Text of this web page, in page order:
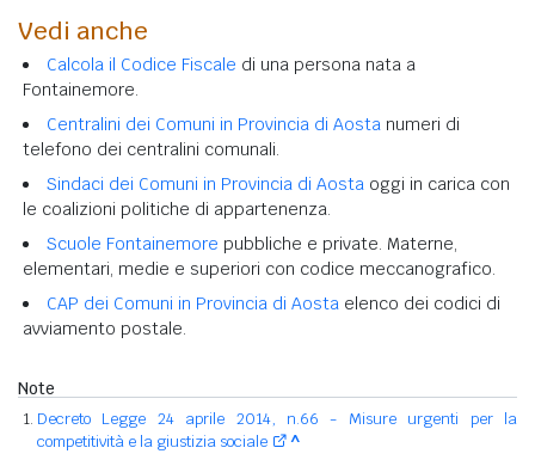
Vedi anche
Calcola il Codice Fiscale di una persona nata a
Fontainemore.
Centralini dei Comuni in Provincia di Aosta numeri di
telefono dei centralini comunali.
Sindaci dei Comuni in Provincia di Aosta oggi in carica con
le coalizioni politiche di appartenenza.
Scuole Fontainemore pubbliche e private. Materne,
elementari, medie e superiori con codice meccanografico.
CAP dei Comuni in Provincia di Aosta elenco dei codici di
avviamento postale.
Note
Decreto Legge 24 aprile 2014, n.66 - Misure urgenti per la
competitività e la giustizia sociale
^